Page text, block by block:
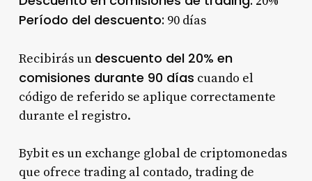
Período del descuento: 90 días
Recibirás un descuento del 20% en
comisiones durante 90 días cuando el
código de referido se aplique correctamente
durante el registro.
Bybit es un exchange global de criptomonedas
que ofrece trading al contado, trading de